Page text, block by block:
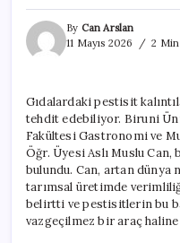
By Can Arslan
11 Mayıs 2026
2
Gıdalardaki pestisit
tehdit edebiliyor. Biruni
Fakültesi Gastronomi ve
Öğr. Üyesi Aslı Muslu
bulundu. Can, artan dünya
tarımsal üretimde
belirtti ve pestisitlerin bu
vazgeçilmez bir araç